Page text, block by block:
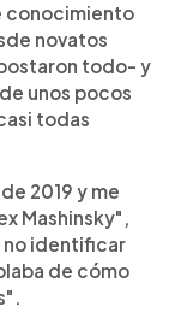
conocimiento
novatos
todo- y
unos pocos
todas
2019 y me
Mashinsky",
no identificar
de cómo